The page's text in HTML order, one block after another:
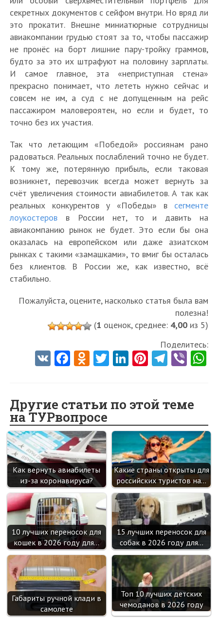
секретных документов с сейфом внутри. Но вряд ли
это прокатит. Внешне миниатюрные сотрудницы
авиакомпании грудью стоят за то, чтобы пассажир
не пронёс на борт лишние пару-тройку граммов,
будто за это их штрафуют на половину зарплаты.
И самое главное, эта «неприступная стена»
прекрасно понимает, что лететь нужно сейчас и
совсем не им, а суд с не допущенным на рейс
пассажиром маловероятен, но если и будет, то
точно без их участия.
Так что летающим «Победой» россиянам рано
радоваться. Реальных послаблений точно не будет.
К тому же, потерянную прибыль, если таковая
возникнет, перевозчик всегда может вернуть за
счёт увеличения стоимости авиабилетов. А так как
реальных конкурентов у «Победы» в сегменте
лоукостеров в России нет, то и давить на
авиакомпанию рынок не будет. Это если бы она
оказалась на европейском или даже азиатском
рынках с такими «замашками», то вмиг бы осталась
без клиентов. В России же, как известно, всё
стабильно.
Пожалуйста, оцените, насколько статья была вам
полезна!
(1 оценок, среднее: 4,00 из 5)
Поделитесь:
V Fa
o
o
k
O
o
kl
as
sn
ik
i
T
er
Li
dI
n
Pi
es
t
Te
a
m
Vi
Другие статьи по этой теме
на ТУРвопросе
Как вернуть авиабилеты
из-за коронавируса?
Какие страны открыты для
российских туристов на…
10 лучших переносок для
кошек в 2026 году для…
15 лучших переносок для
собак в 2026 году для…
Габариты ручной клади в
самолете
Топ 10 лучших детских
чемоданов в 2026 году